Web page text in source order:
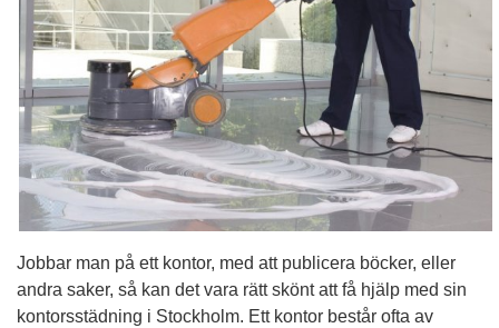
Jobbar man på ett kontor, med att publicera böcker, eller
andra saker, så kan det vara rätt skönt att få hjälp med sin
kontorsstädning i Stockholm. Ett kontor består ofta av